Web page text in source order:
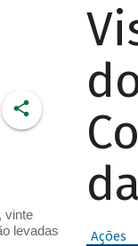
vinte
levadas
Ações